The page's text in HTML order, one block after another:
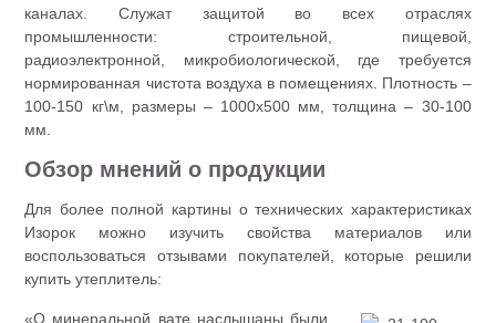
каналах. Служат защитой во всех отраслях
промышленности: строительной, пищевой,
радиоэлектронной, микробиологической, где требуется
нормированная чистота воздуха в помещениях. Плотность –
100-150 кг\м, размеры – 1000х500 мм, толщина – 30-100
мм.
Обзор мнений о продукции
Для более полной картины о технических характеристиках
Изорок можно изучить свойства материалов или
воспользоваться отзывами покупателей, которые решили
купить утеплитель:
«О минеральной вате наслышаны были